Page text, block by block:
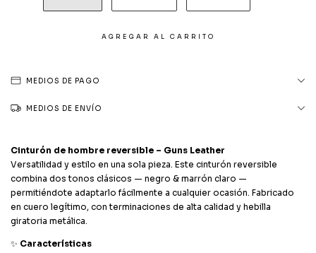
MEDIOS DE PAGO
MEDIOS DE ENVÍO
Cinturón de hombre reversible – Guns Leather
Versatilidad y estilo en una sola pieza. Este cinturón reversible
combina dos tonos clásicos — negro & marrón claro —
permitiéndote adaptarlo fácilmente a cualquier ocasión. Fabricado
en cuero legítimo, con terminaciones de alta calidad y hebilla
giratoria metálica.
✨ Características